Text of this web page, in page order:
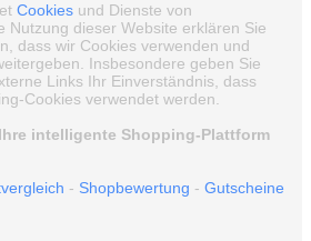
Cookies und Dienste von
Nutzung dieser Website erklären Sie
dass wir Cookies verwenden und
Insbesondere geben Sie
Links Ihr Einverständnis, dass
Cookies verwendet werden.
intelligente Shopping-Plattform
- Shopbewertung - Gutscheine